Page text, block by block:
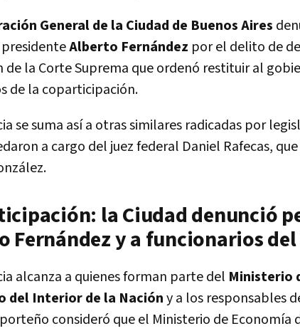
General de la Ciudad de Buenos Aires
Alberto Fernández por el delito de
de la Corte Suprema que ordenó restituir al
de la coparticipación.
se suma así a otras similares radicadas por
a cargo del juez federal Daniel Rafecas,
la Ciudad denunció
Fernández y a funcionarios
alcanza a quienes forman parte del Ministerio
del Interior de la Nacióny a los responsables
consideró que el Ministerio de Economía